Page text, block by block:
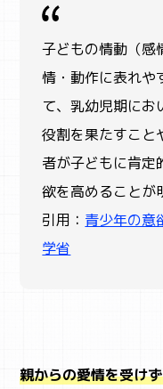
子どもの情動（感
情・動作に表れや
て、乳幼児期にお
役割を果たすこと
者が子どもに肯定
欲を高めることが
引用： 青少年の意
学省
親からの愛情を受け